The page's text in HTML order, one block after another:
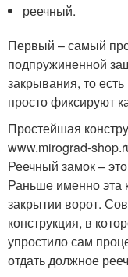
реечный.
Первый – самый
подпружиненной
закрывания, то
просто фиксируют
Простейшая
www.mirograd-
Реечный замок –
Раньше именно эта
закрытии ворот.
конструкция, в
упростило сам
отдать должное